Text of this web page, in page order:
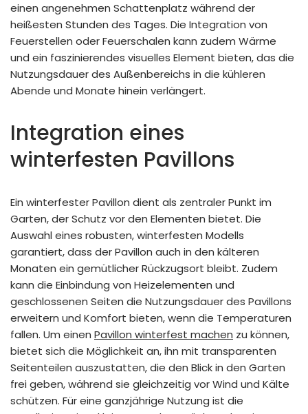
einen angenehmen Schattenplatz während der
heißesten Stunden des Tages. Die Integration von
Feuerstellen oder Feuerschalen kann zudem Wärme
und ein faszinierendes visuelles Element bieten, das die
Nutzungsdauer des Außenbereichs in die kühleren
Abende und Monate hinein verlängert.
Integration eines
winterfesten Pavillons
Ein winterfester Pavillon dient als zentraler Punkt im
Garten, der Schutz vor den Elementen bietet. Die
Auswahl eines robusten, winterfesten Modells
garantiert, dass der Pavillon auch in den kälteren
Monaten ein gemütlicher Rückzugsort bleibt. Zudem
kann die Einbindung von Heizelementen und
geschlossenen Seiten die Nutzungsdauer des Pavillons
erweitern und Komfort bieten, wenn die Temperaturen
fallen. Um einen Pavillon winterfest machen zu können,
bietet sich die Möglichkeit an, ihn mit transparenten
Seitenteilen auszustatten, die den Blick in den Garten
frei geben, während sie gleichzeitig vor Wind und Kälte
schützen. Für eine ganzjährige Nutzung ist die